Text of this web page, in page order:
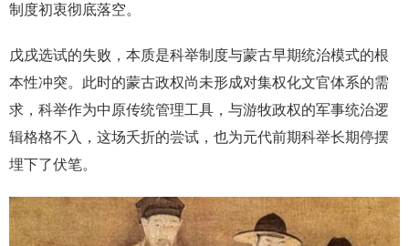
制度初衷彻底落空。
戊戌选试的失败，本质是科举制度与蒙古早期统治模式的根
本性冲突。此时的蒙古政权尚未形成对集权化文官体系的需
求，科举作为中原传统管理工具，与游牧政权的军事统治逻
辑格格不入，这场夭折的尝试，也为元代前期科举长期停摆
埋下了伏笔。